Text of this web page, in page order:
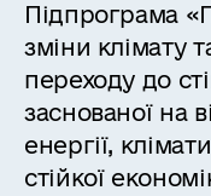
Підпрограма
зміни клімату
переходу до
заснованої на
енергії,
стійкої